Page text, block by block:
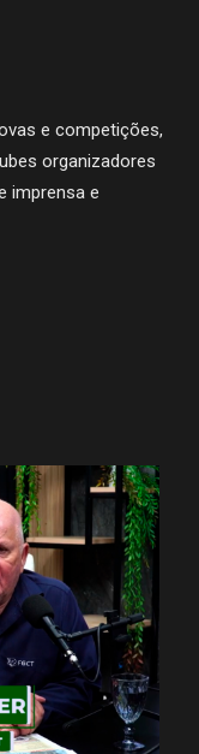
e competições,
organizadores
imprensa e